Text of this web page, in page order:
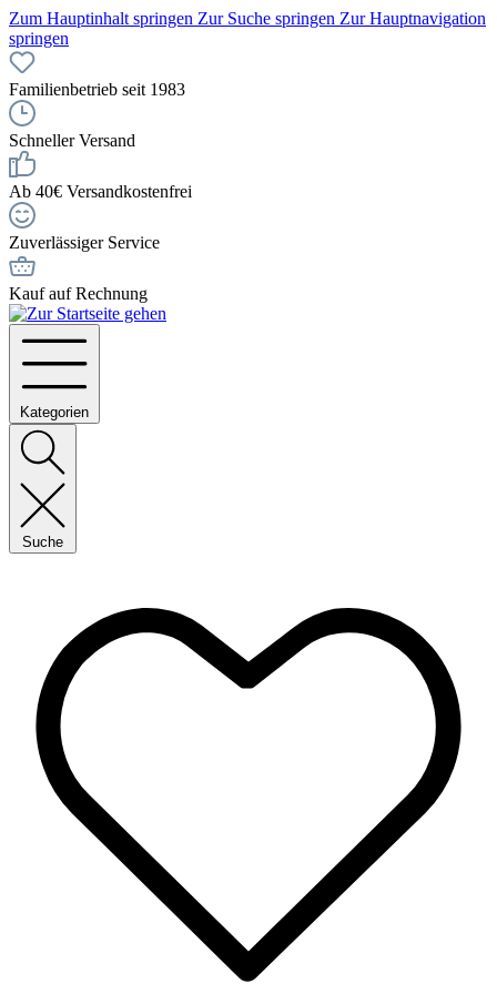
Zum Hauptinhalt springen Zur Suche springen Zur Hauptnavigation
springen
Familienbetrieb seit 1983
Schneller Versand
Ab 40€ Versandkostenfrei
Zuverlässiger Service
Kauf auf Rechnung
Kategorien
Suche